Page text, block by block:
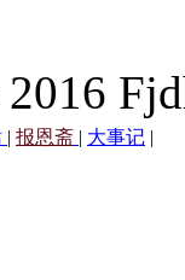
| 报恩斋 | 大事记 |